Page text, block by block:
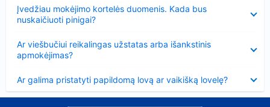
Įvedžiau mokėjimo kortelės duomenis. Kada bus
nuskaičiuoti pinigai?
Ar viešbučiui reikalingas užstatas arba išankstinis
apmokėjimas?
Ar galima pristatyti papildomą lovą ar vaikišką lovelę?